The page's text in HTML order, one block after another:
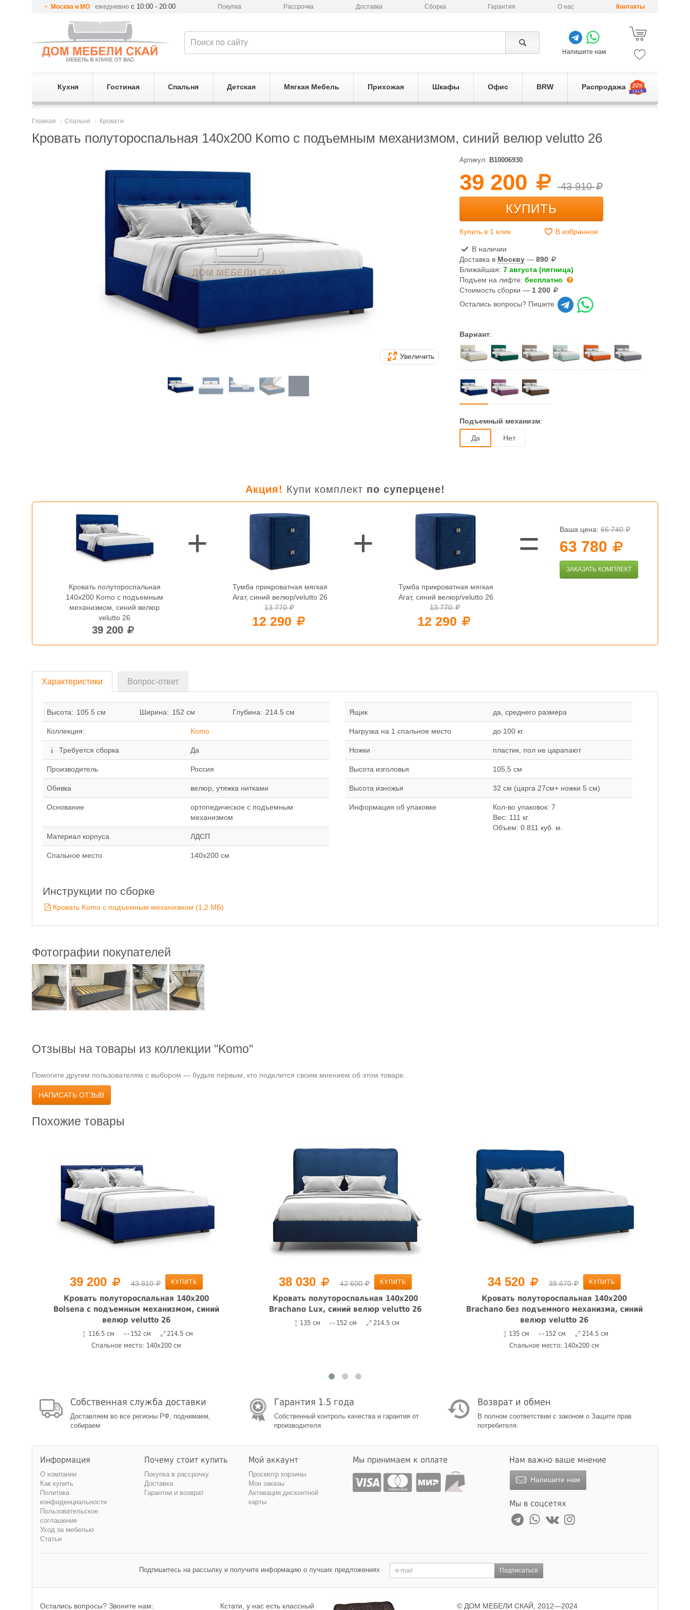
Москва и МО ежедневнос 10:00 - 20:00 Покупка Рассрочка Доставка Сборка Гарантия О нас Контакты
Напишите нам
Кухня Гостиная Спальня Детская Мягкая Мебель Прихожая Шкафы Офис BRW Распродажа
Главная Спальня Кровати
Кровать полутороспальная 140x200 Komo с подъемным механизмом, синий велюр velutto 26
Увеличить
Артикул: B10006930
39 200 43 910
КУПИТЬ
Купить в 1 клик В избранное
В наличии
Доставка в Москву —890
Ближайшая:7 августа (пятница)
Подъем на лифте:бесплатно
Стоимость сборки — 1 200
Остались вопросы? Пишите
Вариант:
Подъемный механизм:
Да Нет
Акция! Купи комплект по суперцене!
Кровать полутороспальная
140x200 Komo с подъемным
механизмом, синий велюр
velutto 26
39 200
Тумба прикроватная мягкая
Агат, синий велюр/velutto 26
13 770
12 290
Тумба прикроватная мягкая
Агат, синий велюр/velutto 26
13 770
12 290
Ваша цена:66 740
63 780
ЗАКАЗАТЬ КОМПЛЕКТ
Характеристики Вопрос-ответ
Высота: 105.5 см Ширина: 152 см Глубина: 214.5 см
Коллекция: Komo
Требуется сборка Да
Производитель Россия
Обивка велюр, утяжка нитками
Основание
ортопедическое с подъемным
механизмом
Материал корпуса ЛДСП
Спальное место 140x200 см
Ящик да, среднего размера
Нагрузка на 1 спальное место до 100 кг.
Ножки пластик, пол не царапают
Высота изголовья 105,5 см
Высота изножья 32 см (царга 27см+ ножки 5 см)
Информация об упаковке
Кол-во упаковок: 7
Вес: 111 кг.
Объем: 0.811 куб. м.
Инструкции по сборке
Кровать Komo с подъемным механизмом (1,2 MБ)
Фотографии покупателей
Отзывы на товары из коллекции "Komo"
Помогите другим пользователям с выбором — будьте первым, кто поделится своим мнением об этом товаре.
НАПИСАТЬ ОТЗЫВ
Похожие товары
39 200 43 910 КУПИТЬ
Кровать полутороспальная 140x200
Bolsena с подъемным механизмом, синий
велюр velutto 26
116.5 см 152 см
214.5 см
Спальное место: 140x200 см
38 030 42 600 КУПИТЬ
Кровать полутороспальная 140x200
Brachano Lux, синий велюр velutto 26
135 см 152 см 214.5 см
34 520 38 670 КУПИТЬ
Кровать полутороспальная 140x200
Brachano без подъемного механизма, синий
велюр velutto 26
135 см 152 см
214.5 см
Спальное место: 140x200 см
Собственная служба доставки
Доставляем во все регионы РФ, поднимаем,
собираем
Гарантия 1.5 года
Собственный контроль качества и гарантия от
производителя
Возврат и обмен
В полном соответствии с законом о Защите прав
потребителя.
Информация
О компании
Как купить
Политика
конфиденциальности
Пользовательское
соглашение
Уход за мебелью
Статьи
Почему стоит купить
Покупка в рассрочку
Доставка
Гарантии и возврат
Мой аккаунт
Просмотр корзины
Мои заказы
Активация дисконтной
карты
Мы принимаем к оплате Нам важно ваше мнение
Напишите нам
Мы в соцсетях
Подпишитесь на рассылку и получите информацию о лучших предложениях Подписаться
Остались вопросы? Звоните нам: Кстати, у нас есть классный © ДОМ МЕБЕЛИ СКАЙ, 2012—2024